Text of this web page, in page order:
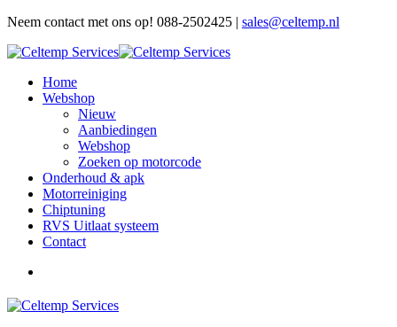
Neem contact met ons op! 088-2502425 | sales@celtemp.nl
Home
Webshop
Nieuw
Aanbiedingen
Webshop
Zoeken op motorcode
Onderhoud & apk
Motorreiniging
Chiptuning
RVS Uitlaat systeem
Contact